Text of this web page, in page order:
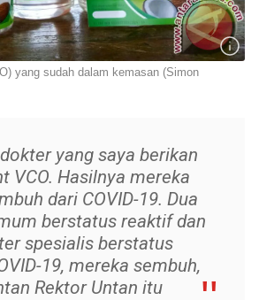
yang sudah dalam kemasan (Simon
yang saya berikan
VCO. Hasilnya mereka
dari COVID-19. Dua
berstatus reaktif dan
spesialis berstatus
19, mereka sembuh,
Rektor Untan itu